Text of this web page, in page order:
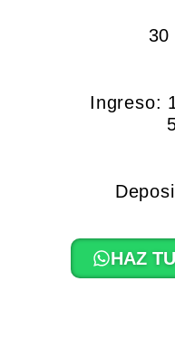
30
Ingreso:
HAZ